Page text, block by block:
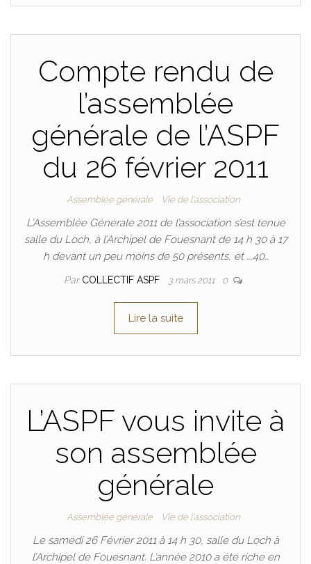
Compte rendu de
l’assemblée
générale de l’ASPF
du 26 février 2011
Assemblée générale Vie de l'association
L’Assemblée Générale 2011 de l’association s’est tenue
salle du Loch, à l’Archipel de Fouesnant de 14 h 30 à 17
h devant un peu moins de 50 présents, et ….40…
Par COLLECTIF ASPF 3 mars 2011 0
Lire la suite
L’ASPF vous invite à
son assemblée
générale
Assemblée générale Vie de l'association
Le samedi 26 Février 2011 à 14 h 30, salle du Loch à
l’Archipel de Fouesnant. L’année 2010 a été riche en